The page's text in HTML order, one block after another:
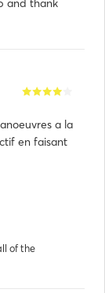
and thank
a la
en faisant